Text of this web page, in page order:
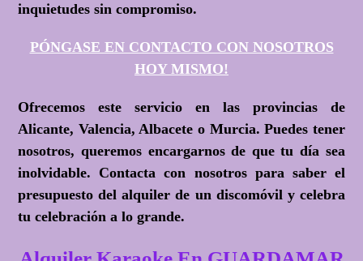
inquietudes sin compromiso.
PÓNGASE EN CONTACTO CON NOSOTROS
HOY MISMO!
Ofrecemos este servicio en las provincias de
Alicante, Valencia, Albacete o Murcia. Puedes tener
nosotros, queremos encargarnos de que tu día sea
inolvidable. Contacta con nosotros para saber el
presupuesto del alquiler de un discomóvil y celebra
tu celebración a lo grande.